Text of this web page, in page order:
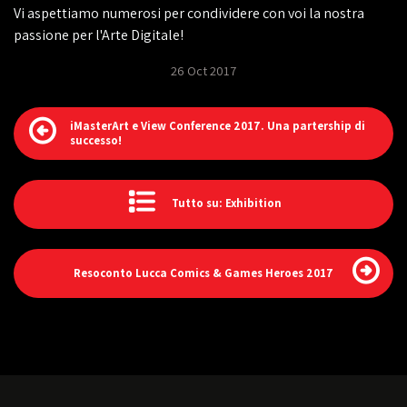
Vi aspettiamo numerosi per condividere con voi la nostra
passione per l'Arte Digitale!
26 Oct 2017
iMasterArt e View Conference 2017. Una partership di
successo!
Tutto su: Exhibition
Resoconto Lucca Comics & Games Heroes 2017